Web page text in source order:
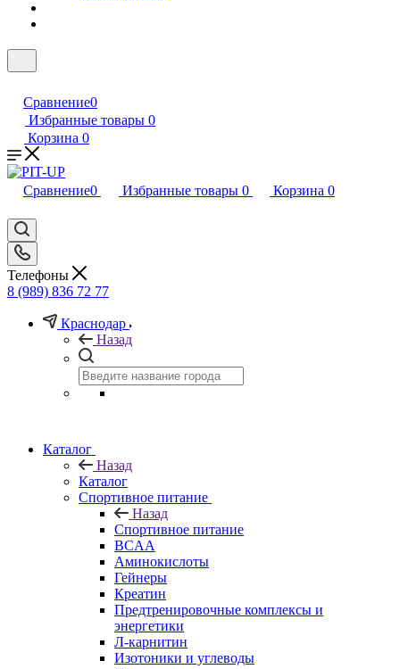
Сравнение0
Избранные товары 0
Корзина 0
Сравнение0 Избранные товары 0 Корзина 0
Телефоны
8 (989) 836 72 77
Краснодар
Назад
Каталог
Назад
Каталог
Спортивное питание
Назад
Спортивное питание
BCAA
Аминокислоты
Гейнеры
Креатин
Предтренировочные комплексы и
энергетики
Л-карнитин
Изотоники и углеводы